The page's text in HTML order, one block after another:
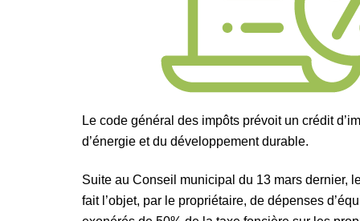
Le code général des impôts prévoit un crédit
d’énergie et du développement durable.
Suite au Conseil municipal du 13 mars dernier,
fait l’objet, par le propriétaire, de dépenses